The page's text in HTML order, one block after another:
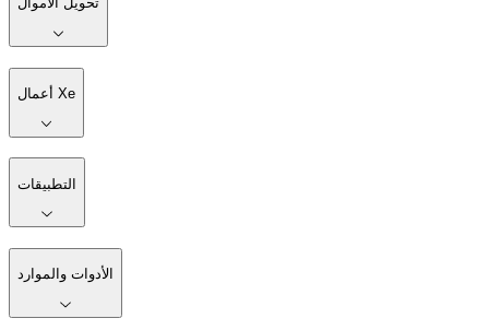
أعمال Xe
التطبيقات
الأدوات والموارد